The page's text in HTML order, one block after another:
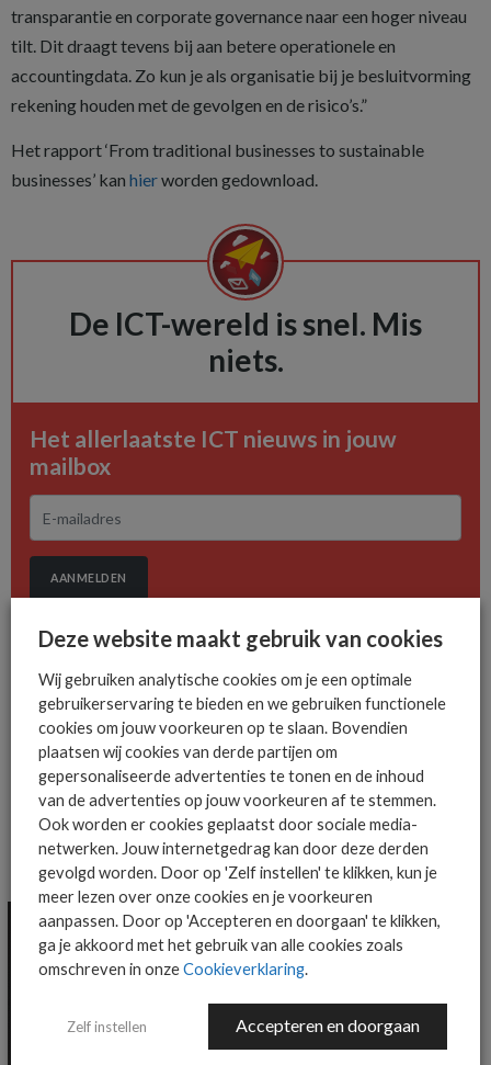
transparantie en corporate governance naar een hoger niveau
tilt. Dit draagt tevens bij aan betere operationele en
accountingdata. Zo kun je als organisatie bij je besluitvorming
rekening houden met de gevolgen en de risico’s.”
Het rapport ‘From traditional businesses to sustainable
businesses’ kan hierworden gedownload.
De ICT-wereld is snel. Mis
niets.
Het allerlaatste ICT nieuws in jouw
mailbox
AANMELDEN
MEER OVER DUURZAAMHEID NTT DATA
MEER ALGEMEEN IT NIEUWS NIEUWS
Deze website maakt gebruik van cookies
Wij gebruiken analytische cookies om je een optimale
gebruikerservaring te bieden en we gebruiken functionele
cookies om jouw voorkeuren op te slaan. Bovendien
plaatsen wij cookies van derde partijen om
gepersonaliseerde advertenties te tonen en de inhoud
van de advertenties op jouw voorkeuren af te stemmen.
Ook worden er cookies geplaatst door sociale media-
netwerken. Jouw internetgedrag kan door deze derden
gevolgd worden. Door op 'Zelf instellen' te klikken, kun je
meer lezen over onze cookies en je voorkeuren
aanpassen. Door op 'Accepteren en doorgaan' te klikken,
ga je akkoord met het gebruik van alle cookies zoals
omschreven in onzeCookieverklaring.
Zelf instellen Accepteren en doorgaan